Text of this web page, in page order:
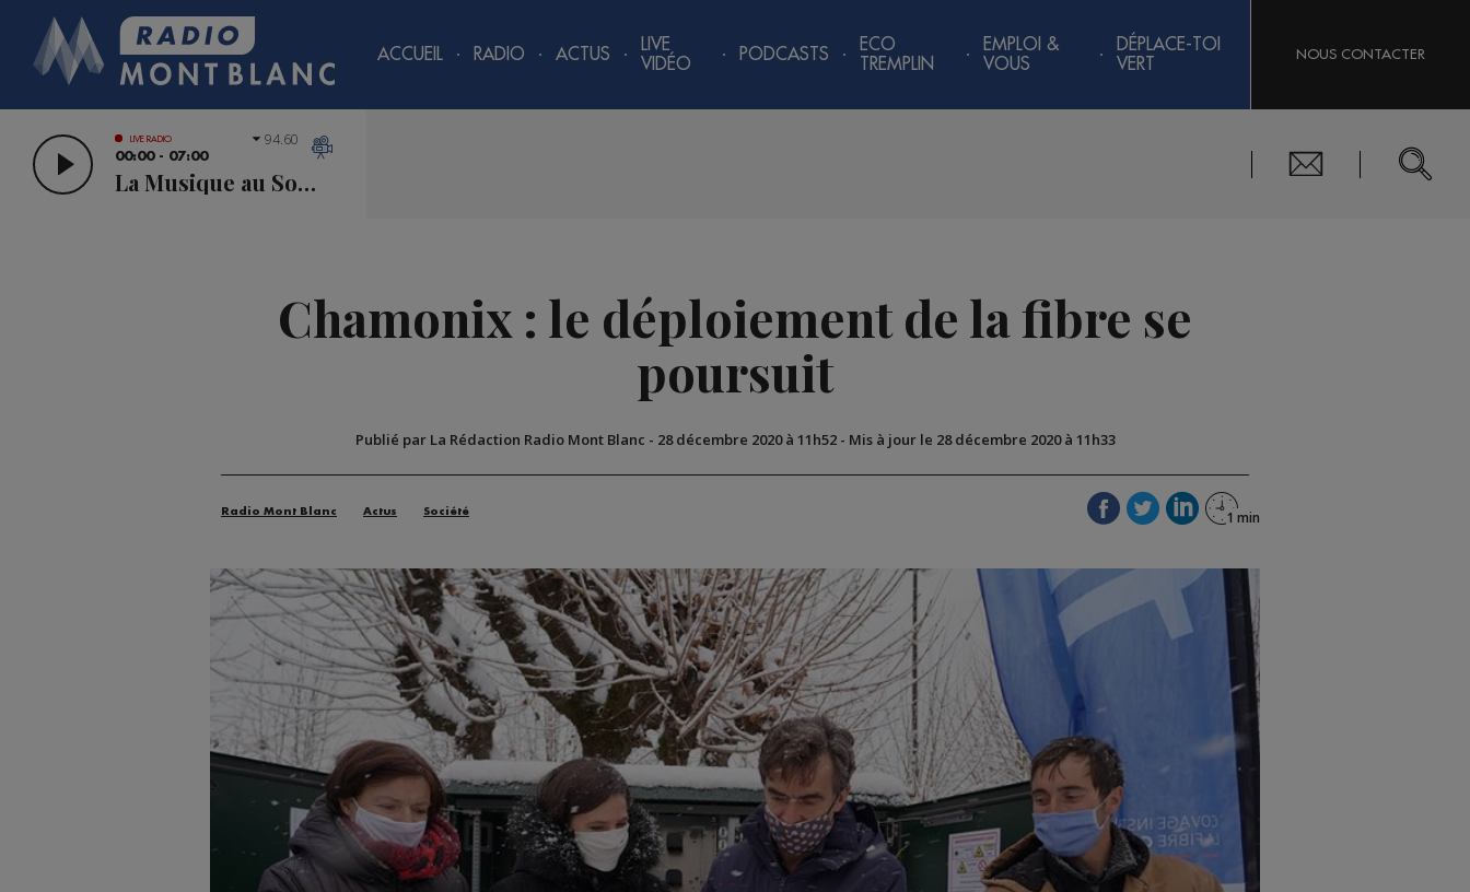
ACCUEIL RADIO ACTUS
LIVE
VIDÉO
PODCASTS
ECO
TREMPLIN
EMPLOI &
VOUS
DÉPLACE-TOI
VERT
NOUS CONTACTER
LIVE RADIO
00:00 - 07:00
La Musique au Sommet
94.60
Chamonix : le déploiement de la fibre se
poursuit
Publié par La Rédaction Radio Mont Blanc - 28 décembre 2020 à 11h52- Mis à jour le 28 décembre 2020 à 11h33
Radio Mont Blanc Actus Société